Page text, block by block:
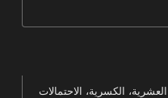
الكسرية، الاحتمالات